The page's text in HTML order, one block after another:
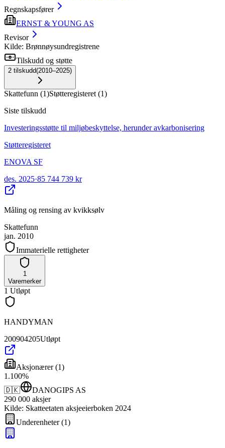
Regnskapsfører
ERNST & YOUNG AS
Revisor
Kilde: Brønnøysundregistrene
Tilskudd og støtte
2 tilskudd(2010–2025)
Skattefunn (1)Støtteregisteret (1)
Siste tilskudd
Investeringsstøtte til miljøbeskyttelse, herunder avkarbonisering
Støtteregisteret
ENOVA SF
des. 2025·85 744 739 kr
Måling og rensing av kvikksølv
Skattefunn
jan. 2010
Immaterielle rettigheter
1
Varemerker
1 Utløpt
HANDYMAN
200904205Utløpt
Aksjonærer(1)
1 .100%
🇩🇰
DANOGIPS AS
290 000 aksjer
Kilde: Skatteetaten aksjeeierboken 2024
Underenheter(1)